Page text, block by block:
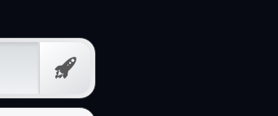
निःशुल्क
संकेत